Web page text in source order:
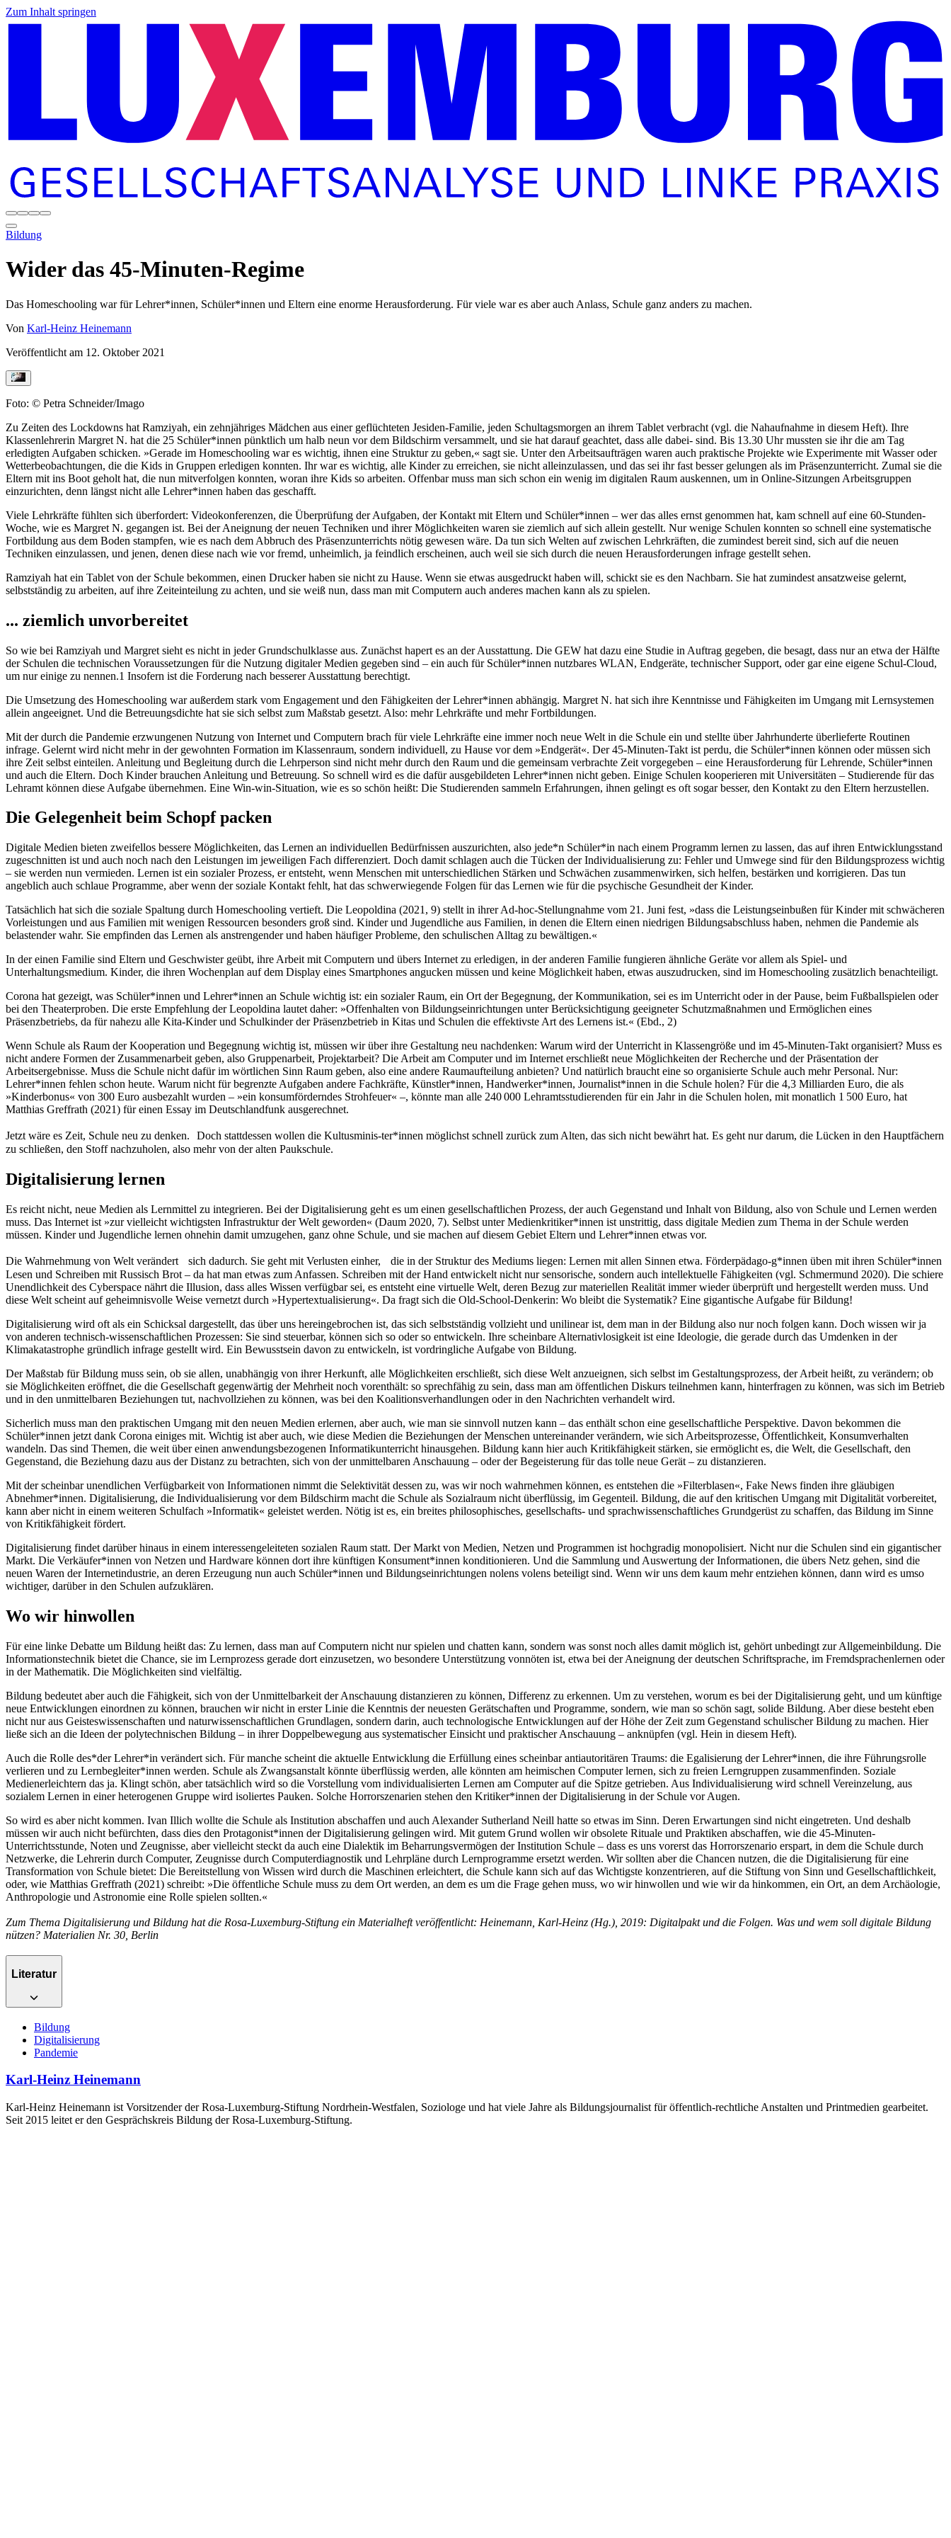
Zum Inhalt springen
Bildung
Wider das 45-Minuten-Regime
Das Homeschooling war für Lehrer*innen, Schüler*innen und Eltern eine enorme Herausforderung. Für viele war es aber auch Anlass, Schule ganz anders zu machen.
Von Karl-Heinz Heinemann
Veröffentlicht am 12. Oktober 2021
Foto: © Petra Schneider/Imago
Zu Zeiten des Lockdowns hat Ramziyah, ein zehnjähriges Mädchen aus einer geflüchteten Jesiden-Familie, jeden Schultagsmorgen an ihrem Tablet verbracht (vgl. die Nahaufnahme in diesem Heft). Ihre
Klassenlehrerin Margret N. hat die 25 Schüler*innen pünktlich um halb neun vor dem Bildschirm versammelt, und sie hat darauf geachtet, dass alle dabei- sind. Bis 13.30 Uhr mussten sie ihr die am Tag
erledigten Aufgaben schicken. »Gerade im Homeschooling war es wichtig, ihnen eine Struktur zu geben,« sagt sie. Unter den Arbeitsaufträgen waren auch praktische Projekte wie Experimente mit Wasser oder
Wetterbeobachtungen, die die Kids in Gruppen erledigen konnten. Ihr war es wichtig, alle Kinder zu erreichen, sie nicht alleinzulassen, und das sei ihr fast besser gelungen als im Präsenzunterricht. Zumal sie die
Eltern mit ins Boot geholt hat, die nun mitverfolgen konnten, woran ihre Kids so arbeiten. Offenbar muss man sich schon ein wenig im digitalen Raum auskennen, um in Online-Sitzungen Arbeitsgruppen
einzurichten, denn längst nicht alle Lehrer*innen haben das geschafft.
Viele Lehrkräfte fühlten sich überfordert: Videokonferenzen, die Überprüfung der Aufgaben, der Kontakt mit Eltern und Schüler*innen – wer das alles ernst genommen hat, kam schnell auf eine 60-Stunden-
Woche, wie es Margret N. gegangen ist. Bei der Aneignung der neuen Techniken und ihrer Möglichkeiten waren sie ziemlich auf sich allein gestellt. Nur wenige Schulen konnten so schnell eine systematische
Fortbildung aus dem Boden stampfen, wie es nach dem Abbruch des Präsenzunterrichts nötig gewesen wäre. Da tun sich Welten auf zwischen Lehrkräften, die zumindest bereit sind, sich auf die neuen
Techniken einzulassen, und jenen, denen diese nach wie vor fremd, unheimlich, ja feindlich erscheinen, auch weil sie sich durch die neuen Herausforderungen infrage gestellt sehen.
Ramziyah hat ein Tablet von der Schule bekommen, einen Drucker haben sie nicht zu Hause. Wenn sie etwas ausgedruckt haben will, schickt sie es den Nachbarn. Sie hat zumindest ansatzweise gelernt,
selbstständig zu arbeiten, auf ihre Zeiteinteilung zu achten, und sie weiß nun, dass man mit Computern auch anderes machen kann als zu spielen.
... ziemlich unvorbereitet
So wie bei Ramziyah und Margret sieht es nicht in jeder Grundschulklasse aus. Zunächst hapert es an der Ausstattung. Die GEW hat dazu eine Studie in Auftrag gegeben, die besagt, dass nur an etwa der Hälfte
der Schulen die technischen Voraussetzungen für die Nutzung digitaler Medien gegeben sind – ein auch für Schüler*innen nutzbares WLAN, Endgeräte, technischer Support, oder gar eine eigene Schul-Cloud,
um nur einige zu nennen.1 Insofern ist die Forderung nach besserer Ausstattung berechtigt.
Die Umsetzung des Homeschooling war außerdem stark vom Engagement und den Fähigkeiten der Lehrer*innen abhängig. Margret N. hat sich ihre Kenntnisse und Fähigkeiten im Umgang mit Lernsystemen
allein angeeignet. Und die Betreuungsdichte hat sie sich selbst zum Maßstab gesetzt. Also: mehr Lehrkräfte und mehr Fortbildungen.
Mit der durch die Pandemie erzwungenen Nutzung von Internet und Computern brach für viele Lehrkräfte eine immer noch neue Welt in die Schule ein und stellte über Jahrhunderte überlieferte Routinen
infrage. Gelernt wird nicht mehr in der gewohnten Formation im Klassenraum, sondern individuell, zu Hause vor dem »Endgerät«. Der 45-Minuten-Takt ist perdu, die Schüler*innen können oder müssen sich
ihre Zeit selbst einteilen. Anleitung und Begleitung durch die Lehrperson sind nicht mehr durch den Raum und die gemeinsam verbrachte Zeit vorgegeben – eine Herausforderung für Lehrende, Schüler*innen
und auch die Eltern. Doch Kinder brauchen Anleitung und Betreuung. So schnell wird es die dafür ausgebildeten Lehrer*innen nicht geben. Einige Schulen kooperieren mit Universitäten – Studierende für das
Lehramt können diese Aufgabe übernehmen. Eine Win-win-Situation, wie es so schön heißt: Die Studierenden sammeln Erfahrungen, ihnen gelingt es oft sogar besser, den Kontakt zu den Eltern herzustellen.
Die Gelegenheit beim Schopf packen
Digitale Medien bieten zweifellos bessere Möglichkeiten, das Lernen an individuellen Bedürfnissen auszurichten, also jede*n Schüler*in nach einem Programm lernen zu lassen, das auf ihren Entwicklungsstand
zugeschnitten ist und auch noch nach den Leistungen im jeweiligen Fach differenziert. Doch damit schlagen auch die Tücken der Individualisierung zu: Fehler und Umwege sind für den Bildungsprozess wichtig
– sie werden nun vermieden. Lernen ist ein sozialer Prozess, er entsteht, wenn Menschen mit unterschiedlichen Stärken und Schwächen zusammenwirken, sich helfen, bestärken und korrigieren. Das tun
angeblich auch schlaue Programme, aber wenn der soziale Kontakt fehlt, hat das schwerwiegende Folgen für das Lernen wie für die psychische Gesundheit der Kinder.
Tatsächlich hat sich die soziale Spaltung durch Homeschooling vertieft. Die Leopoldina (2021, 9) stellt in ihrer Ad-hoc-Stellungnahme vom 21. Juni fest, »dass die Leistungseinbußen für Kinder mit schwächeren
Vorleistungen und aus Familien mit wenigen Ressourcen besonders groß sind. Kinder und Jugendliche aus Familien, in denen die Eltern einen niedrigen Bildungsabschluss haben, nehmen die Pandemie als
belastender wahr. Sie empfinden das Lernen als anstrengender und haben häufiger Probleme, den schulischen Alltag zu bewältigen.«
In der einen Familie sind Eltern und Geschwister geübt, ihre Arbeit mit Computern und übers Internet zu erledigen, in der anderen Familie fungieren ähnliche Geräte vor allem als Spiel- und
Unterhaltungsmedium. Kinder, die ihren Wochenplan auf dem Display eines Smartphones angucken müssen und keine Möglichkeit haben, etwas auszudrucken, sind im Homeschooling zusätzlich benachteiligt.
Corona hat gezeigt, was Schüler*innen und Lehrer*innen an Schule wichtig ist: ein sozialer Raum, ein Ort der Begegnung, der Kommunikation, sei es im Unterricht oder in der Pause, beim Fußballspielen oder
bei den Theaterproben. Die erste Empfehlung der Leopoldina lautet daher: »Offenhalten von Bildungseinrichtungen unter Berücksichtigung geeigneter Schutzmaßnahmen und Ermöglichen eines
Präsenzbetriebs, da für nahezu alle Kita-Kinder und Schulkinder der Präsenzbetrieb in Kitas und Schulen die effektivste Art des Lernens ist.« (Ebd., 2)
Wenn Schule als Raum der Kooperation und Begegnung wichtig ist, müssen wir über ihre Gestaltung neu nachdenken: Warum wird der Unterricht in Klassengröße und im 45-Minuten-Takt organisiert? Muss es
nicht andere Formen der Zusammenarbeit geben, also Gruppenarbeit, Projektarbeit? Die Arbeit am Computer und im Internet erschließt neue Möglichkeiten der Recherche und der Präsentation der
Arbeitsergebnisse. Muss die Schule nicht dafür im wörtlichen Sinn Raum geben, also eine andere Raumaufteilung anbieten? Und natürlich braucht eine so organisierte Schule auch mehr Personal. Nur:
Lehrer*innen fehlen schon heute. Warum nicht für begrenzte Aufgaben andere Fachkräfte, Künstler*innen, Handwerker*innen, Journalist*innen in die Schule holen? Für die 4,3 Milliarden Euro, die als
»Kinderbonus« von 300 Euro ausbezahlt wurden – »ein konsumförderndes Strohfeuer« –, könnte man alle 240 000 Lehramtsstudierenden für ein Jahr in die Schulen holen, mit monatlich 1 500 Euro, hat
Matthias Greffrath (2021) für einen Essay im Deutschlandfunk ausgerechnet.
Jetzt wäre es Zeit, Schule neu zu denken. Doch stattdessen wollen die Kultusminis-ter*innen möglichst schnell zurück zum Alten, das sich nicht bewährt hat. Es geht nur darum, die Lücken in den Hauptfächern
zu schließen, den Stoff nachzuholen, also mehr von der alten Paukschule.
Digitalisierung lernen
Es reicht nicht, neue Medien als Lernmittel zu integrieren. Bei der Digitalisierung geht es um einen gesellschaftlichen Prozess, der auch Gegenstand und Inhalt von Bildung, also von Schule und Lernen werden
muss. Das Internet ist »zur vielleicht wichtigsten Infrastruktur der Welt geworden« (Daum 2020, 7). Selbst unter Medienkritiker*innen ist unstrittig, dass digitale Medien zum Thema in der Schule werden
müssen. Kinder und Jugendliche lernen ohnehin damit umzugehen, ganz ohne Schule, und sie machen auf diesem Gebiet Eltern und Lehrer*innen etwas vor.
Die Wahrnehmung von Welt verändert sich dadurch. Sie geht mit Verlusten einher, die in der Struktur des Mediums liegen: Lernen mit allen Sinnen etwa. Förderpädago-g*innen üben mit ihren Schüler*innen
Lesen und Schreiben mit Russisch Brot – da hat man etwas zum Anfassen. Schreiben mit der Hand entwickelt nicht nur sensorische, sondern auch intellektuelle Fähigkeiten (vgl. Schmermund 2020). Die schiere
Unendlichkeit des Cyberspace nährt die Illusion, dass alles Wissen verfügbar sei, es entsteht eine virtuelle Welt, deren Bezug zur materiellen Realität immer wieder überprüft und hergestellt werden muss. Und
diese Welt scheint auf geheimnisvolle Weise vernetzt durch »Hypertextualisierung«. Da fragt sich die Old-School-Denkerin: Wo bleibt die Systematik? Eine gigantische Aufgabe für Bildung!
Digitalisierung wird oft als ein Schicksal dargestellt, das über uns hereingebrochen ist, das sich selbstständig vollzieht und unilinear ist, dem man in der Bildung also nur noch folgen kann. Doch wissen wir ja
von anderen technisch-wissenschaftlichen Prozessen: Sie sind steuerbar, können sich so oder so entwickeln. Ihre scheinbare Alternativlosigkeit ist eine Ideologie, die gerade durch das Umdenken in der
Klimakatastrophe gründlich infrage gestellt wird. Ein Bewusstsein davon zu entwickeln, ist vordringliche Aufgabe von Bildung.
Der Maßstab für Bildung muss sein, ob sie allen, unabhängig von ihrer Herkunft, alle Möglichkeiten erschließt, sich diese Welt anzueignen, sich selbst im Gestaltungsprozess, der Arbeit heißt, zu verändern; ob
sie Möglichkeiten eröffnet, die die Gesellschaft gegenwärtig der Mehrheit noch vorenthält: so sprechfähig zu sein, dass man am öffentlichen Diskurs teilnehmen kann, hinterfragen zu können, was sich im Betrieb
und in den unmittelbaren Beziehungen tut, nachvollziehen zu können, was bei den Koalitionsverhandlungen oder in den Nachrichten verhandelt wird.
Sicherlich muss man den praktischen Umgang mit den neuen Medien erlernen, aber auch, wie man sie sinnvoll nutzen kann – das enthält schon eine gesellschaftliche Perspektive. Davon bekommen die
Schüler*innen jetzt dank Corona einiges mit. Wichtig ist aber auch, wie diese Medien die Beziehungen der Menschen untereinander verändern, wie sich Arbeitsprozesse, Öffentlichkeit, Konsumverhalten
wandeln. Das sind Themen, die weit über einen anwendungsbezogenen Informatikunterricht hinausgehen. Bildung kann hier auch Kritikfähigkeit stärken, sie ermöglicht es, die Welt, die Gesellschaft, den
Gegenstand, die Beziehung dazu aus der Distanz zu betrachten, sich von der unmittelbaren Anschauung – oder der Begeisterung für das tolle neue Gerät – zu distanzieren.
Mit der scheinbar unendlichen Verfügbarkeit von Informationen nimmt die Selektivität dessen zu, was wir noch wahrnehmen können, es entstehen die »Filterblasen«, Fake News finden ihre gläubigen
Abnehmer*innen. Digitalisierung, die Individualisierung vor dem Bildschirm macht die Schule als Sozialraum nicht überflüssig, im Gegenteil. Bildung, die auf den kritischen Umgang mit Digitalität vorbereitet,
kann aber nicht in einem weiteren Schulfach »Informatik« geleistet werden. Nötig ist es, ein breites philosophisches, gesellschafts- und sprachwissenschaftliches Grundgerüst zu schaffen, das Bildung im Sinne
von Kritikfähigkeit fördert.
Digitalisierung findet darüber hinaus in einem interessengeleiteten sozialen Raum statt. Der Markt von Medien, Netzen und Programmen ist hochgradig monopolisiert. Nicht nur die Schulen sind ein gigantischer
Markt. Die Verkäufer*innen von Netzen und Hardware können dort ihre künftigen Konsument*innen konditionieren. Und die Sammlung und Auswertung der Informationen, die übers Netz gehen, sind die
neuen Waren der Internetindustrie, an deren Erzeugung nun auch Schüler*innen und Bildungseinrichtungen nolens volens beteiligt sind. Wenn wir uns dem kaum mehr entziehen können, dann wird es umso
wichtiger, darüber in den Schulen aufzuklären.
Wo wir hinwollen
Für eine linke Debatte um Bildung heißt das: Zu lernen, dass man auf Computern nicht nur spielen und chatten kann, sondern was sonst noch alles damit möglich ist, gehört unbedingt zur Allgemeinbildung. Die
Informationstechnik bietet die Chance, sie im Lernprozess gerade dort einzusetzen, wo besondere Unterstützung vonnöten ist, etwa bei der Aneignung der deutschen Schriftsprache, im Fremdsprachenlernen oder
in der Mathematik. Die Möglichkeiten sind vielfältig.
Bildung bedeutet aber auch die Fähigkeit, sich von der Unmittelbarkeit der Anschauung distanzieren zu können, Differenz zu erkennen. Um zu verstehen, worum es bei der Digitalisierung geht, und um künftige
neue Entwicklungen einordnen zu können, brauchen wir nicht in erster Linie die Kenntnis der neuesten Gerätschaften und Programme, sondern, wie man so schön sagt, solide Bildung. Aber diese besteht eben
nicht nur aus Geisteswissenschaften und naturwissenschaftlichen Grundlagen, sondern darin, auch technologische Entwicklungen auf der Höhe der Zeit zum Gegenstand schulischer Bildung zu machen. Hier
ließe sich an die Ideen der polytechnischen Bildung – in ihrer Doppelbewegung aus systematischer Einsicht und praktischer Anschauung – anknüpfen (vgl. Hein in diesem Heft).
Auch die Rolle des*der Lehrer*in verändert sich. Für manche scheint die aktuelle Entwicklung die Erfüllung eines scheinbar antiautoritären Traums: die Egalisierung der Lehrer*innen, die ihre Führungsrolle
verlieren und zu Lernbegleiter*innen werden. Schule als Zwangsanstalt könnte überflüssig werden, alle könnten am heimischen Computer lernen, sich zu freien Lerngruppen zusammenfinden. Soziale
Medienerleichtern das ja. Klingt schön, aber tatsächlich wird so die Vorstellung vom individualisierten Lernen am Computer auf die Spitze getrieben. Aus Individualisierung wird schnell Vereinzelung, aus
sozialem Lernen in einer heterogenen Gruppe wird isoliertes Pauken. Solche Horrorszenarien stehen den Kritiker*innen der Digitalisierung in der Schule vor Augen.
So wird es aber nicht kommen. Ivan Illich wollte die Schule als Institution abschaffen und auch Alexander Sutherland Neill hatte so etwas im Sinn. Deren Erwartungen sind nicht eingetreten. Und deshalb
müssen wir auch nicht befürchten, dass dies den Protagonist*innen der Digitalisierung gelingen wird. Mit gutem Grund wollen wir obsolete Rituale und Praktiken abschaffen, wie die 45-Minuten-
Unterrichtsstunde, Noten und Zeugnisse, aber vielleicht steckt da auch eine Dialektik im Beharrungsvermögen der Institution Schule – dass es uns vorerst das Horrorszenario erspart, in dem die Schule durch
Netzwerke, die Lehrerin durch Computer, Zeugnisse durch Computerdiagnostik und Lehrpläne durch Lernprogramme ersetzt werden. Wir sollten aber die Chancen nutzen, die die Digitalisierung für eine
Transformation von Schule bietet: Die Bereitstellung von Wissen wird durch die Maschinen erleichtert, die Schule kann sich auf das Wichtigste konzentrieren, auf die Stiftung von Sinn und Gesellschaftlichkeit,
oder, wie Matthias Greffrath (2021) schreibt: »Die öffentliche Schule muss zu dem Ort werden, an dem es um die Frage gehen muss, wo wir hinwollen und wie wir da hinkommen, ein Ort, an dem Archäologie,
Anthropologie und Astronomie eine Rolle spielen sollten.«
Zum Thema Digitalisierung und Bildung hat die Rosa-Luxemburg-Stiftung ein Materialheft veröffentlicht: Heinemann, Karl-Heinz (Hg.), 2019: Digitalpakt und die Folgen. Was und wem soll digitale Bildung
nützen? Materialien Nr. 30, Berlin
Literatur
Bildung
Digitalisierung
Pandemie
Karl-Heinz Heinemann
Karl-Heinz Heinemann ist Vorsitzender der Rosa-Luxemburg-Stiftung Nordrhein-Westfalen, Soziologe und hat viele Jahre als Bildungsjournalist für öffentlich-rechtliche Anstalten und Printmedien gearbeitet.
Seit 2015 leitet er den Gesprächskreis Bildung der Rosa-Luxemburg-Stiftung.